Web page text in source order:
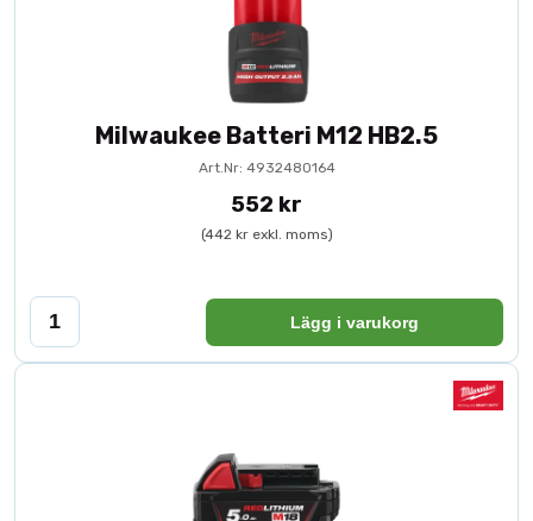
Milwaukee Batteri M12 HB2.5
Art.Nr: 4932480164
552 kr
(442 kr exkl. moms)
Lägg i varukorg